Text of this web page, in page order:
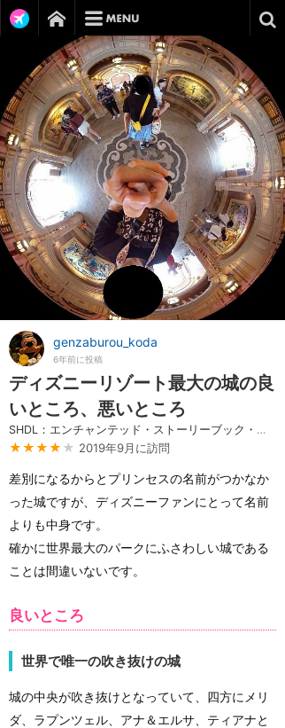
genzaburou_koda
6年前に投稿
ディズニーリゾート最大の城の良
いところ、悪いところ
SHDL：エンチャンテッド・ストーリーブック・キャッスル
★★★★ ★ 2019年9月に訪問
差別になるからとプリンセスの名前がつかなか
った城ですが、ディズニーファンにとって名前
よりも中身です。
確かに世界最大のパークにふさわしい城である
ことは間違いないです。
良いところ
世界で唯一の吹き抜けの城
城の中央が吹き抜けとなっていて、四方にメリ
ダ、ラプンツェル、アナ＆エルサ、ティアナと